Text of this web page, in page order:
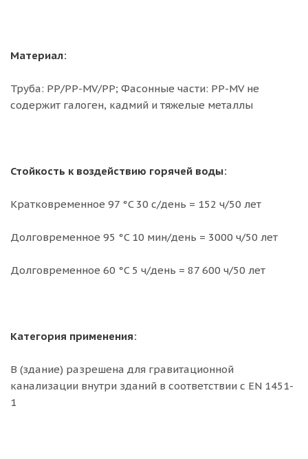
Материал:
Труба: PP/PP-MV/PP; Фасонные части: PP-MV не
содержит галоген, кадмий и тяжелые металлы
Стойкость к воздействию горячей воды:
Кратковременное 97 °C 30 с/день = 152 ч/50 лет
Долговременное 95 °C 10 мин/день = 3000 ч/50 лет
Долговременное 60 °C 5 ч/день = 87 600 ч/50 лет
Категория применения:
B (здание) разрешена для гравитационной
канализации внутри зданий в соответствии с EN 1451-
1